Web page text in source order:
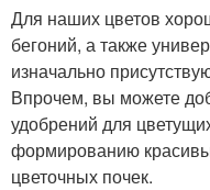
Для наших цветов
бегоний, а также
изначально
Впрочем, вы можете
удобрений для
формированию
цветочных почек.